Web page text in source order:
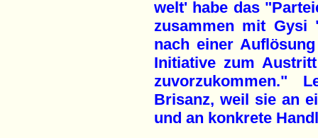
welt' habe das
zusammen mit Gysi
nach einer
Initiative zum
zuvorzukommen."
Brisanz, weil sie an
und an konkrete